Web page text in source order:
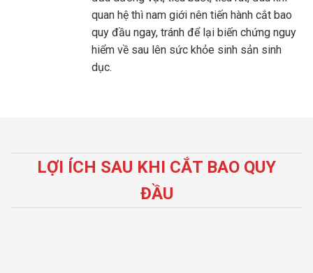
quan hệ thì nam giới nên tiến hành cắt bao
quy đầu ngay, tránh để lại biến chứng nguy
hiểm về sau lên sức khỏe sinh sản sinh
dục.
LỢI ÍCH SAU KHI CẮT BAO QUY
ĐẦU